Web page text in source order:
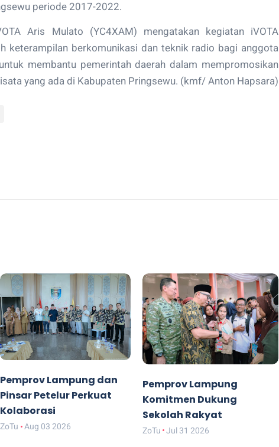
periode 2017-2022.
Aris Mulato (YC4XAM) mengatakan kegiatan iVOTA
keterampilan berkomunikasi dan teknik radio bagi anggota
membantu pemerintah daerah dalam mempromosikan
yang ada di Kabupaten Pringsewu. (kmf/ Anton Hapsara)
Pemprov Lampung dan
Pinsar Petelur Perkuat
Kolaborasi
ZoTu Aug 03 2026
Pemprov Lampung
Komitmen Dukung
Sekolah Rakyat
ZoTu Jul 31 2026